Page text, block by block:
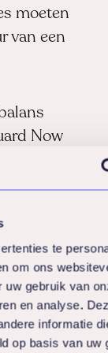
te
om ons
uw gebruik van
en analyse.
informatie
op basis van uw
moeten
van een
Now